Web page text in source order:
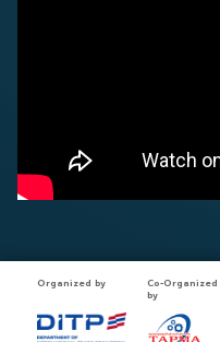
Organized by
Co-Organized
by